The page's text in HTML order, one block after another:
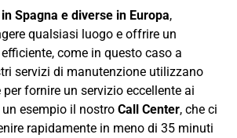
Spagna e diverse in Europa,
qualsiasi luogo e offrire un
come in questo caso a
servizi di manutenzione utilizzano
fornire un servizio eccellente ai
esempio il nostro Call Center, che ci
rapidamente in meno di 35 minuti